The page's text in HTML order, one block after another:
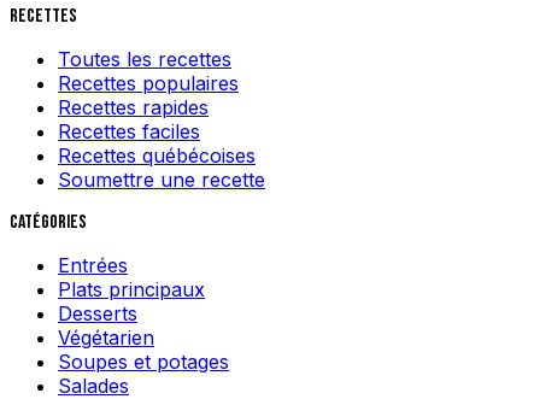
Recettes
Toutes les recettes
Recettes populaires
Recettes rapides
Recettes faciles
Recettes québécoises
Soumettre une recette
Catégories
Entrées
Plats principaux
Desserts
Végétarien
Soupes et potages
Salades